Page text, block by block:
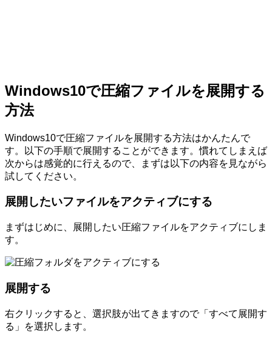
Windows10で圧縮ファイルを展開する
方法
Windows10で圧縮ファイルを展開する方法はかんたんで
す。以下の手順で展開することができます。慣れてしまえば
次からは感覚的に行えるので、まずは以下の内容を見ながら
試してください。
展開したいファイルをアクティブにする
まずはじめに、展開したい圧縮ファイルをアクティブにしま
す。
展開する
右クリックすると、選択肢が出てきますので「すべて展開す
る」を選択します。